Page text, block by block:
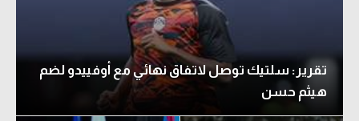
تقرير: سلتيك توصل لاتفاق نهائي مع أوفييدو لضم
هيثم حسن